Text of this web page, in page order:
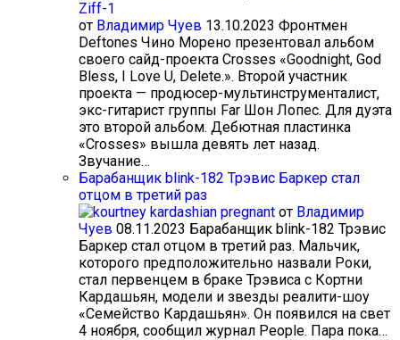
от Владимир Чуев 13.10.2023 Фронтмен
Deftones Чино Морено презентовал альбом
своего сайд-проекта Crosses «Goodnight, God
Bless, I Love U, Delete.». Второй участник
проекта — продюсер-мультинструменталист,
экс-гитарист группы Far Шон Лопес. Для дуэта
это второй альбом. Дебютная пластинка
«Crosses» вышла девять лет назад.
Звучание…
Барабанщик blink-182 Трэвис Баркер стал
отцом в третий раз
от Владимир
Чуев 08.11.2023 Барабанщик blink-182 Трэвис
Баркер стал отцом в третий раз. Мальчик,
которого предположительно назвали Роки,
стал первенцем в браке Трэвиса с Кортни
Кардашьян, модели и звезды реалити-шоу
«Семейство Кардашьян». Он появился на свет
4 ноября, сообщил журнал People. Пара пока…